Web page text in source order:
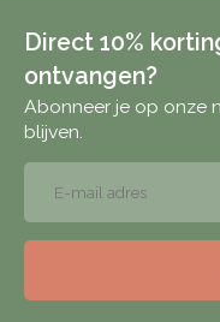
Direct 10%
ontvangen?
Abonneer je op onze
blijven.